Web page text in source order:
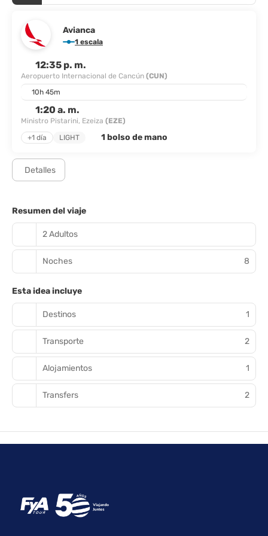
Avianca
1 escala
12:35 p. m.
Aeropuerto Internacional de Cancún (CUN)
10h 45m
1:20 a. m.
Ministro Pistarini, Ezeiza (EZE)
+1 día
LIGHT 1 bolso de mano
Detalles
Resumen del viaje
2 Adultos
Noches 8
Esta idea incluye
Destinos 1
Transporte 2
Alojamientos 1
Transfers 2